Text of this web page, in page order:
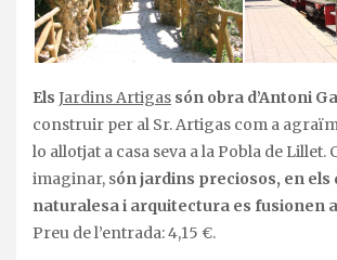
Els Jardins Artigas són obra d’Antoni
construir per al Sr. Artigas com a
lo allotjat a casa seva a la Pobla de Lillet.
imaginar, són jardins preciosos, en els
naturalesa i arquitectura es fusionen
Preu de l’entrada: 4,15 €.